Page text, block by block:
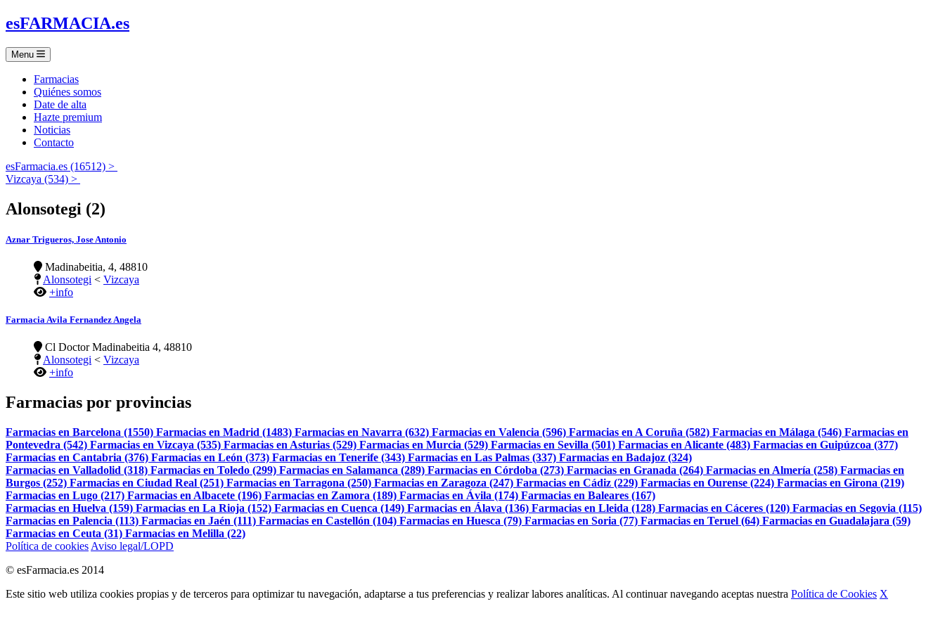
esFARMACIA.es
Menu
Farmacias
Quiénes somos
Date de alta
Hazte premium
Noticias
Contacto
esFarmacia.es (16512) >
Vizcaya (534) >
Alonsotegi (2)
Aznar Trigueros, Jose Antonio
Madinabeitia, 4, 48810
Alonsotegi < Vizcaya
+info
Farmacia Avila Fernandez Angela
Cl Doctor Madinabeitia 4, 48810
Alonsotegi < Vizcaya
+info
Farmacias por provincias
Farmacias en Barcelona (1550) Farmacias en Madrid (1483) Farmacias en Navarra (632) Farmacias en Valencia (596) Farmacias en A Coruña (582) Farmacias en Málaga (546) Farmacias en
Pontevedra (542) Farmacias en Vizcaya (535) Farmacias en Asturias (529) Farmacias en Murcia (529) Farmacias en Sevilla (501) Farmacias en Alicante (483) Farmacias en Guipúzcoa (377)
Farmacias en Cantabria (376) Farmacias en León (373) Farmacias en Tenerife (343) Farmacias en Las Palmas (337) Farmacias en Badajoz (324)
Farmacias en Valladolid (318) Farmacias en Toledo (299) Farmacias en Salamanca (289) Farmacias en Córdoba (273) Farmacias en Granada (264) Farmacias en Almería (258) Farmacias en
Burgos (252) Farmacias en Ciudad Real (251) Farmacias en Tarragona (250) Farmacias en Zaragoza (247) Farmacias en Cádiz (229) Farmacias en Ourense (224) Farmacias en Girona (219)
Farmacias en Lugo (217) Farmacias en Albacete (196) Farmacias en Zamora (189) Farmacias en Ávila (174) Farmacias en Baleares (167)
Farmacias en Huelva (159) Farmacias en La Rioja (152) Farmacias en Cuenca (149) Farmacias en Álava (136) Farmacias en Lleida (128) Farmacias en Cáceres (120) Farmacias en Segovia (115)
Farmacias en Palencia (113) Farmacias en Jaén (111) Farmacias en Castellón (104) Farmacias en Huesca (79) Farmacias en Soria (77) Farmacias en Teruel (64) Farmacias en Guadalajara (59)
Farmacias en Ceuta (31) Farmacias en Melilla (22)
Política de cookies Aviso legal/LOPD
© esFarmacia.es 2014
Este sitio web utiliza cookies propias y de terceros para optimizar tu navegación, adaptarse a tus preferencias y realizar labores analíticas. Al continuar navegando aceptas nuestra Política de Cookies X